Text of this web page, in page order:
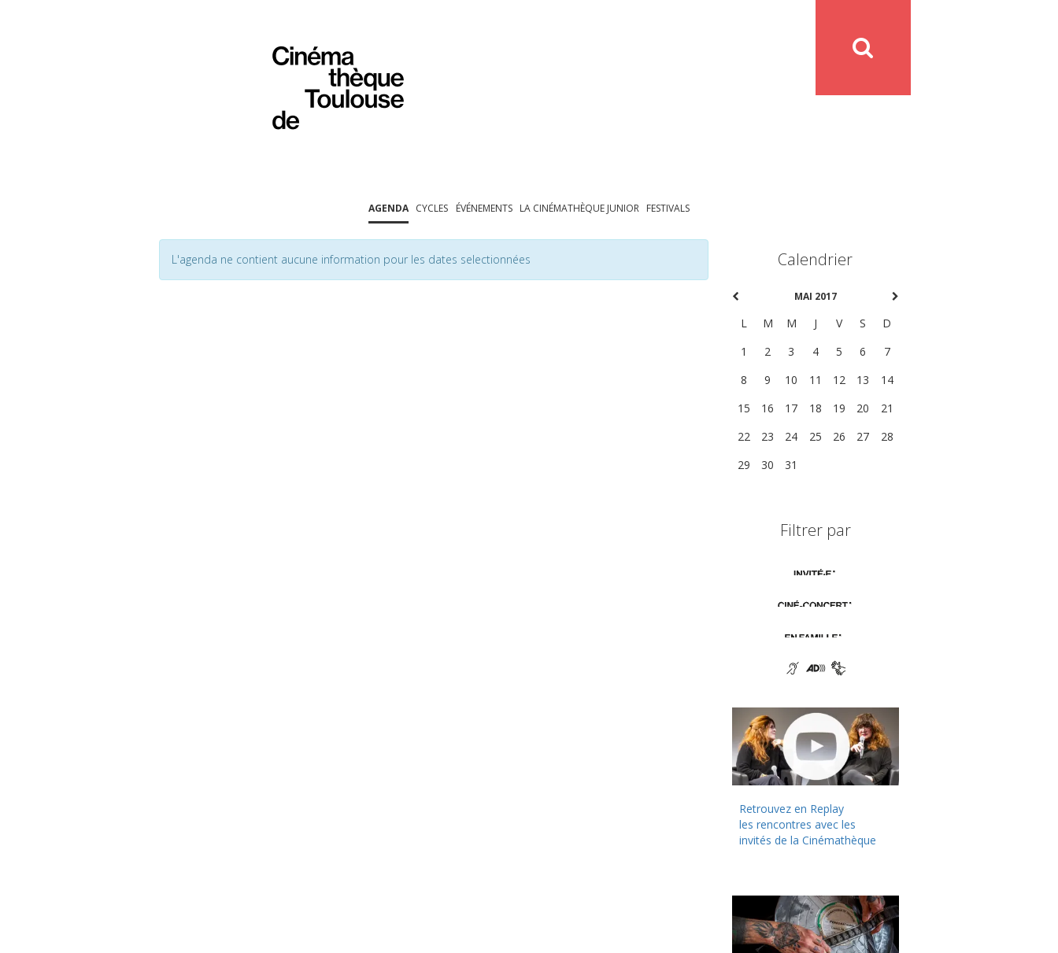
AGENDA CYCLES ÉVÉNEMENTS LA CINÉMATHÈQUE JUNIOR FESTIVALS
L'agenda ne contient aucune information pour les dates selectionnées Calendrier
MAI 2017
L M M J V S
D
1
2 3 4 5 6
7
8
9 10 11 12 13
14
15
16 17 18 19 20
21
22
23 24 25 26 27
28
29
30 31
Filtrer par
Retrouvez en Replay
les rencontres avec les
invités de la Cinémathèque